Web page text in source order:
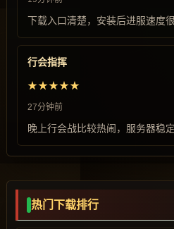
下载入口清楚，安装后进服速度
行会指挥
★★★★★
27分钟前
晚上行会战比较热闹，服务器稳
热门下载排行